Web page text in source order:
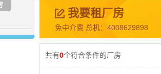
我要租厂房
免中介费 总机：4008629898
共有0个符合条件的厂房